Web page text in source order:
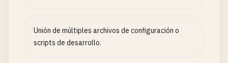
Unión de múltiples archivos de configuración o
scripts de desarrollo.